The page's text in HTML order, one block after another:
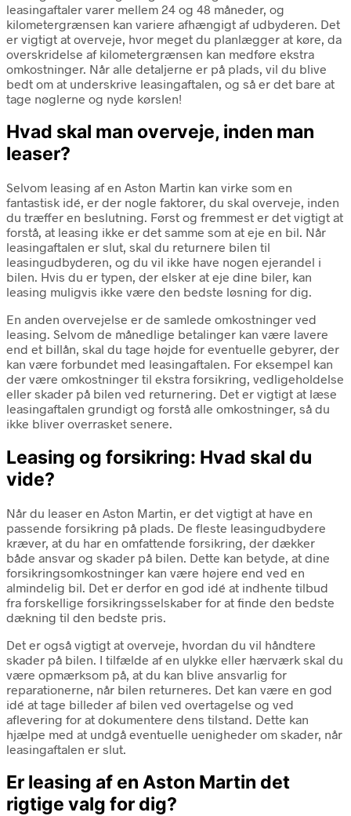
leasingaftaler varer mellem 24 og 48 måneder, og
kilometergrænsen kan variere afhængigt af udbyderen. Det
er vigtigt at overveje, hvor meget du planlægger at køre, da
overskridelse af kilometergrænsen kan medføre ekstra
omkostninger. Når alle detaljerne er på plads, vil du blive
bedt om at underskrive leasingaftalen, og så er det bare at
tage nøglerne og nyde kørslen!
Hvad skal man overveje, inden man
leaser?
Selvom leasing af en Aston Martin kan virke som en
fantastisk idé, er der nogle faktorer, du skal overveje, inden
du træffer en beslutning. Først og fremmest er det vigtigt at
forstå, at leasing ikke er det samme som at eje en bil. Når
leasingaftalen er slut, skal du returnere bilen til
leasingudbyderen, og du vil ikke have nogen ejerandel i
bilen. Hvis du er typen, der elsker at eje dine biler, kan
leasing muligvis ikke være den bedste løsning for dig.
En anden overvejelse er de samlede omkostninger ved
leasing. Selvom de månedlige betalinger kan være lavere
end et billån, skal du tage højde for eventuelle gebyrer, der
kan være forbundet med leasingaftalen. For eksempel kan
der være omkostninger til ekstra forsikring, vedligeholdelse
eller skader på bilen ved returnering. Det er vigtigt at læse
leasingaftalen grundigt og forstå alle omkostninger, så du
ikke bliver overrasket senere.
Leasing og forsikring: Hvad skal du
vide?
Når du leaser en Aston Martin, er det vigtigt at have en
passende forsikring på plads. De fleste leasingudbydere
kræver, at du har en omfattende forsikring, der dækker
både ansvar og skader på bilen. Dette kan betyde, at dine
forsikringsomkostninger kan være højere end ved en
almindelig bil. Det er derfor en god idé at indhente tilbud
fra forskellige forsikringsselskaber for at finde den bedste
dækning til den bedste pris.
Det er også vigtigt at overveje, hvordan du vil håndtere
skader på bilen. I tilfælde af en ulykke eller hærværk skal du
være opmærksom på, at du kan blive ansvarlig for
reparationerne, når bilen returneres. Det kan være en god
idé at tage billeder af bilen ved overtagelse og ved
aflevering for at dokumentere dens tilstand. Dette kan
hjælpe med at undgå eventuelle uenigheder om skader, når
leasingaftalen er slut.
Er leasing af en Aston Martin det
rigtige valg for dig?